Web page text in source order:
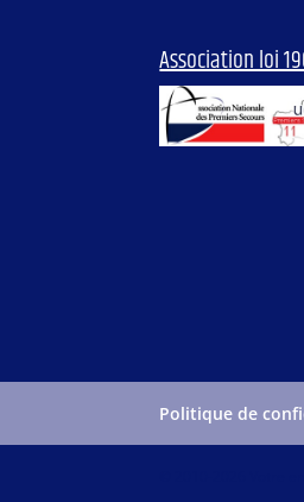
Association loi
Politique de